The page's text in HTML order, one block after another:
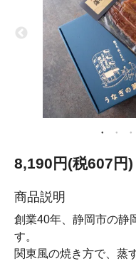
8,190円(税607円)
商品説明
創業40年、静岡市の静
す。
関東風の焼き方で、蒸